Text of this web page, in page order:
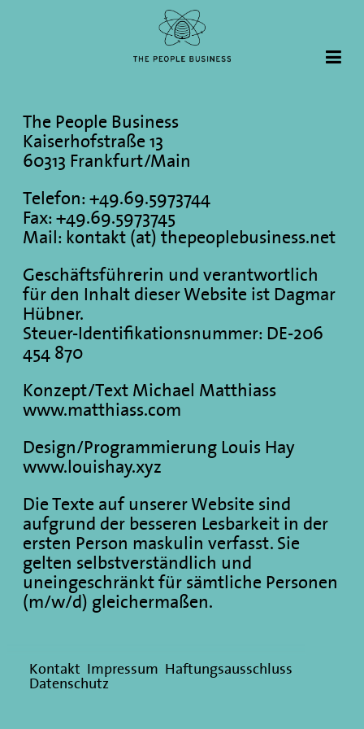
The People Business
Kaiserhofstraße 13
60313 Frankfurt/Main
Telefon: +49.69.5973744
Fax: +49.69.5973745
Mail:kontakt (at) thepeoplebusiness.net
Geschäftsführerin und verantwortlich
für den Inhalt dieser Website ist Dagmar
Hübner.
Steuer-Identifikationsnummer: DE-206
454 870
Konzept/Text Michael Matthiass
www.matthiass.com
Design/Programmierung Louis Hay
www.louishay.xyz
Die Texte auf unserer Website sind
aufgrund der besseren Lesbarkeit in der
ersten Person maskulin verfasst. Sie
gelten selbstverständlich und
uneingeschränkt für sämtliche Personen
(m/w/d) gleichermaßen.
Kontakt Impressum Haftungsausschluss
Datenschutz